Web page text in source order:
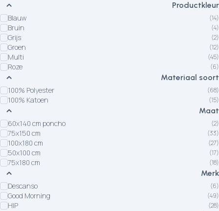
Productkleur
Blauw
(14)
Bruin (4)
Grijs (2)
Groen (12)
Multi (45)
Roze (6)
Materiaal soort
100% Polyester
(68)
100% Katoen (15)
Maat
60x140 cm poncho
(2)
75x150 cm (33)
100x180 cm (27)
50x100 cm (17)
75x180 cm (18)
Merk
Descanso
(6)
Good Morning (49)
HIP (28)